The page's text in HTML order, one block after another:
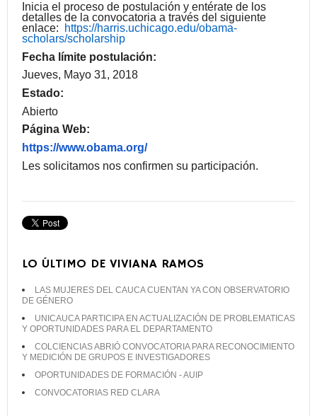
Inicia el proceso de postulación y entérate de los
detalles de la convocatoria a través del siguiente
enlace:
https://harris.uchicago.edu/obama-
scholars/scholarship
Fecha límite postulación:
Jueves, Mayo 31, 2018
Estado:
Abierto
Página Web:
https://www.obama.org/
Les solicitamos nos confirmen su participación.
LO ÚLTIMO DE VIVIANA RAMOS
LAS MUJERES DEL CAUCA CUENTAN YA CON OBSERVATORIO
DE GÉNERO
UNICAUCA PARTICIPA EN ACTUALIZACIÓN DE PROBLEMATICAS
Y OPORTUNIDADES PARA EL DEPARTAMENTO
COLCIENCIAS ABRIÓ CONVOCATORIA PARA RECONOCIMIENTO
Y MEDICIÓN DE GRUPOS E INVESTIGADORES
OPORTUNIDADES DE FORMACIÓN - AUIP
CONVOCATORIAS RED CLARA